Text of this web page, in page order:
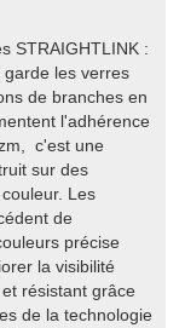
STRAIGHTLINK :
les verres
de branches en
l'adhérence
c'est une
sur des
Les
de
précise
la visibilité
résistant grâce
de la technologie